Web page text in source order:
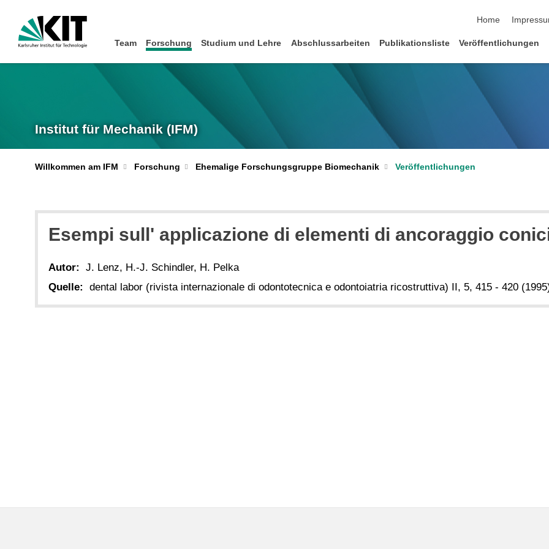
Home
Team Forschung Studium und Lehre Abschlussarbeiten Publikationsliste Veröffentlichungen
Institut für Mechanik (IFM)
Willkommen am IFM Forschung Ehemalige Forschungsgruppe Biomechanik Veröffentlichungen
Esempi sull' applicazione di elementi di ancoraggio
Autor:
J. Lenz, H.-J. Schindler, H. Pelka
Quelle:
dental labor (rivista internazionale di odontotecnica e odontoiatria ricostruttiva) II, 5, 415 - 420